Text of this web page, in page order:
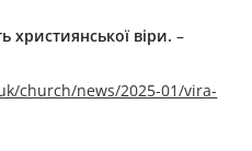
християнської віри. –
church/news/2025-01/vira-